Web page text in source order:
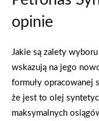
opinie
Jakie są zalety
wskazują na jego
formuły opracowanej
że jest to olej
maksymalnych